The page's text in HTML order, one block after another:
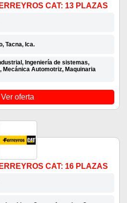
CAT: 13 PLAZAS
Tacna, Ica.
Ingeniería de sistemas,
Mecánica Automotriz, Maquinaria
Ver oferta
CAT: 16 PLAZAS